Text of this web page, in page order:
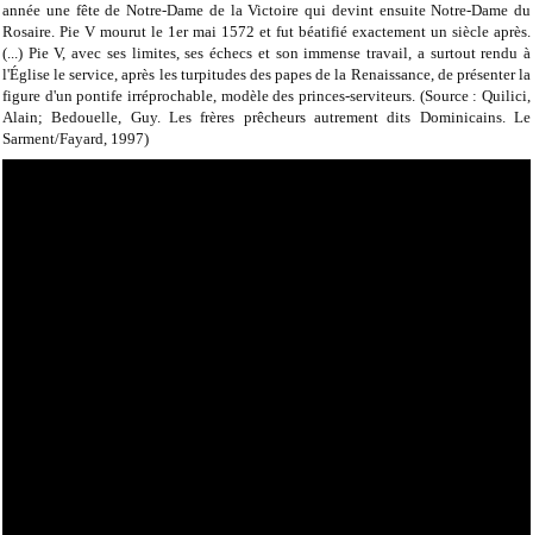
année une fête de Notre-Dame de la Victoire qui devint ensuite Notre-Dame du
Rosaire. Pie V mourut le 1er mai 1572 et fut béatifié exactement un siècle après.
(...) Pie V, avec ses limites, ses échecs et son immense travail, a surtout rendu à
l'Église le service, après les turpitudes des papes de la Renaissance, de présenter la
figure d'un pontife irréprochable, modèle des princes-serviteurs. (Source : Quilici,
Alain; Bedouelle, Guy. Les frères prêcheurs autrement dits Dominicains. Le
Sarment/Fayard, 1997)